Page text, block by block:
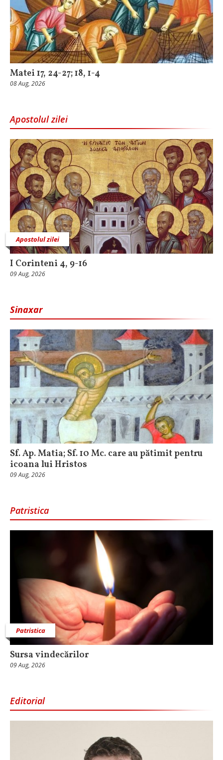
Matei 17, 24-27; 18, 1-4
08 Aug, 2026
Apostolul zilei
Apostolul zilei
I Corinteni 4, 9-16
09 Aug, 2026
Sinaxar
Sf. Ap. Matia; Sf. 10 Mc. care au pătimit pentru
icoana lui Hristos
09 Aug, 2026
Patristica
Patristica
Sursa vindecărilor
09 Aug, 2026
Editorial